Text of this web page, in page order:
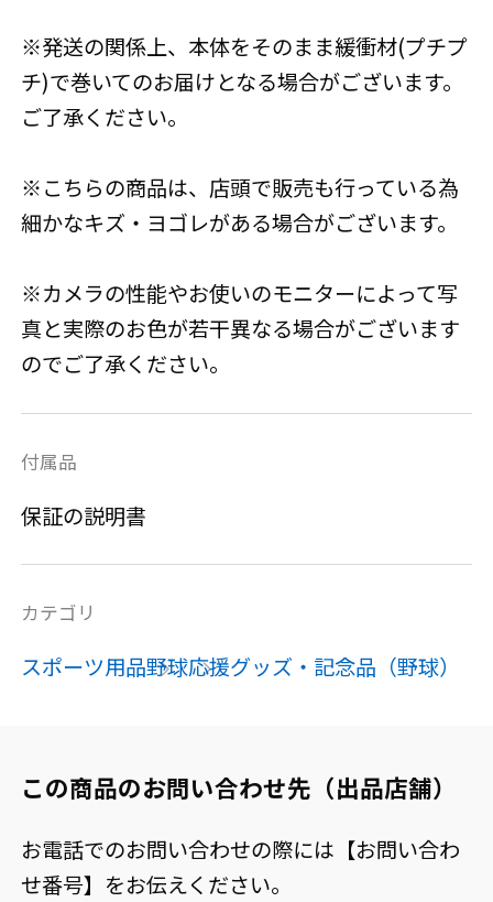
※発送の関係上、本体をそのまま緩衝材(プチプ
チ)で巻いてのお届けとなる場合がございます。
ご了承ください。
※こちらの商品は、店頭で販売も行っている為
細かなキズ・ヨゴレがある場合がございます。
※カメラの性能やお使いのモニターによって写
真と実際のお色が若干異なる場合がございます
のでご了承ください。
付属品
保証の説明書
カテゴリ
スポーツ用品野球応援グッズ・記念品（野球）
この商品のお問い合わせ先（出品店舗）
お電話でのお問い合わせの際には【お問い合わ
せ番号】をお伝えください。